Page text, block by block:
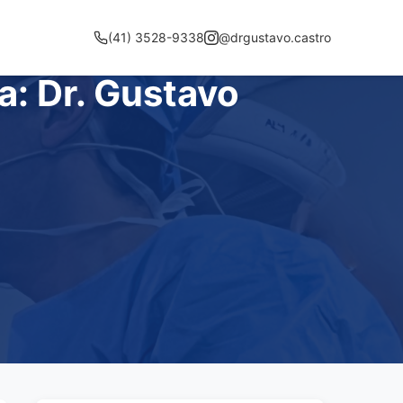
(41) 3528-9338 @drgustavo.castro
Dr. Gustavo